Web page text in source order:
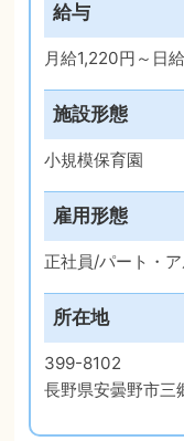
給与
月給1,220円～日
施設形態
小規模保育園
雇用形態
正社員/パート・
所在地
399-8102
長野県安曇野市三